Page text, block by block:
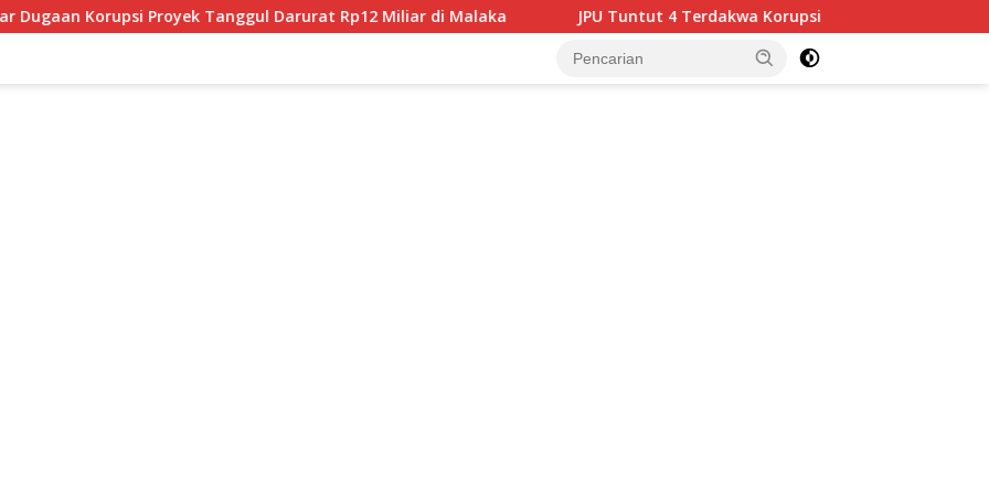
Darurat Rp12 Miliar di Malaka JPU Tuntut 4 Terdakwa Korupsi Medan Fashion Festival 2024, Hukuman Penjara